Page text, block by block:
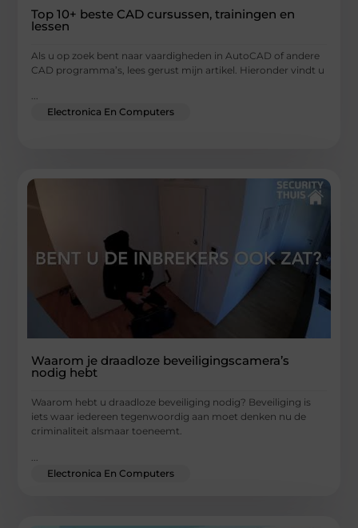
Top 10+ beste CAD cursussen, trainingen en
lessen
Als u op zoek bent naar vaardigheden in AutoCAD of andere
CAD programma’s, lees gerust mijn artikel. Hieronder vindt u
...
Electronica En Computers
Waarom je draadloze beveiligingscamera’s
nodig hebt
Waarom hebt u draadloze beveiliging nodig? Beveiliging is
iets waar iedereen tegenwoordig aan moet denken nu de
criminaliteit alsmaar toeneemt.
Electronica En Computers